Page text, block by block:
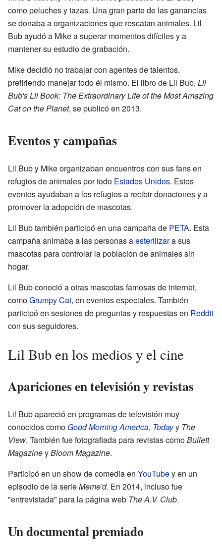
como peluches y tazas. Una gran parte de las ganancias
se donaba a organizaciones que rescatan animales. Lil
Bub ayudó a Mike a superar momentos difíciles y a
mantener su estudio de grabación.
Mike decidió no trabajar con agentes de talentos,
prefiriendo manejar todo él mismo. El libro de Lil Bub, Lil
Bub's Lil Book: The Extraordinary Life of the Most Amazing
Cat on the Planet, se publicó en 2013.
Eventos y campañas
Lil Bub y Mike organizaban encuentros con sus fans en
refugios de animales por todo Estados Unidos. Estos
eventos ayudaban a los refugios a recibir donaciones y a
promover la adopción de mascotas.
Lil Bub también participó en una campaña de PETA. Esta
campaña animaba a las personas aesterilizara sus
mascotas para controlar la población de animales sin
hogar.
Lil Bub conoció a otras mascotas famosas de internet,
comoGrumpy Cat, en eventos especiales. También
participó en sesiones de preguntas y respuestas en Reddit
con sus seguidores.
Lil Bub en los medios y el cine
Apariciones en televisión y revistas
Lil Bub apareció en programas de televisión muy
conocidos como Good Morning America, Todayy The
View. También fue fotografiada para revistas comoBullett
MagazineyBloom Magazine.
Participó en un show de comedia en YouTubey en un
episodio de la serieMeme'd. En 2014, incluso fue
"entrevistada" para la página web The A.V. Club.
Un documental premiado